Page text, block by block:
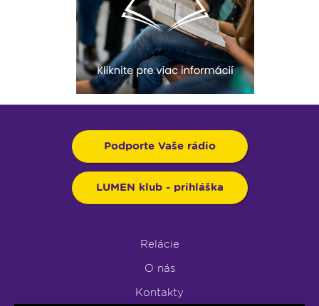
Podporte Vaše rádio
LUMEN klub - prihláška
Relácie
O nás
Kontakty